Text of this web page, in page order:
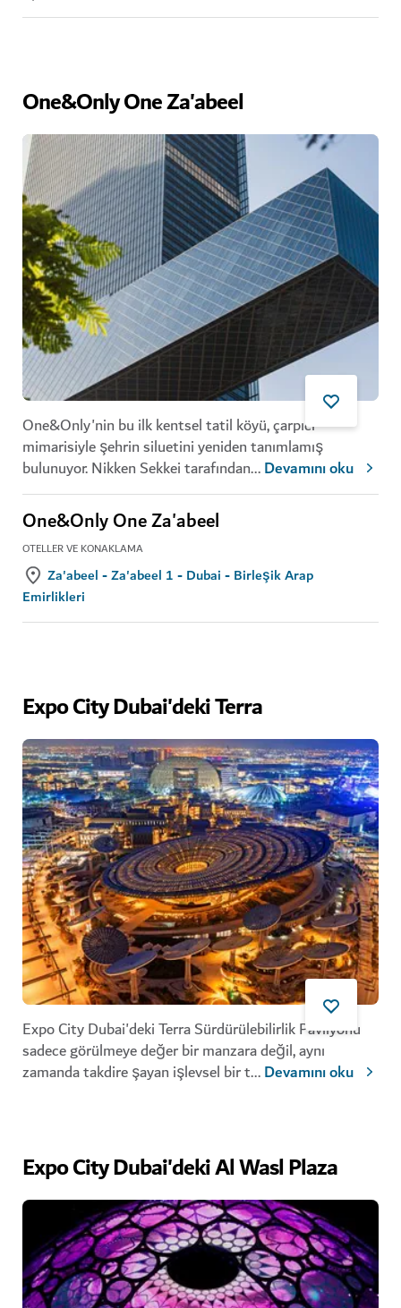
One&Only One Za'abeel
One&Only'nin bu ilk kentsel tatil köyü, çarpıcı
mimarisiyle şehrin siluetini yeniden tanımlamış
bulunuyor. Nikken Sekkei tarafından...Devamını oku
One&Only One Za'abeel
OTELLER VE KONAKLAMA
Za'abeel - Za'abeel 1 - Dubai - Birleşik Arap
Emirlikleri
Expo City Dubai'deki Terra
Expo City Dubai'deki Terra Sürdürülebilirlik Pavilyonu
sadece görülmeye değer bir manzara değil, aynı
zamanda takdire şayan işlevsel bir t...Devamını oku
Expo City Dubai'deki Al Wasl Plaza